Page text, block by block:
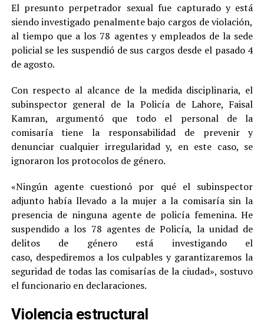
El presunto perpetrador sexual fue capturado y está
siendo investigado penalmente bajo cargos de violación,
al tiempo que a los 78 agentes y empleados de la sede
policial se les suspendió de sus cargos desde el pasado 4
de agosto.
Con respecto al alcance de la medida disciplinaria, el
subinspector general de la Policía de Lahore, Faisal
Kamran, argumentó que todo el personal de la
comisaría tiene la responsabilidad de prevenir y
denunciar cualquier irregularidad y, en este caso, se
ignoraron los protocolos de género.
«Ningún agente cuestionó por qué el subinspector
adjunto había llevado a la mujer a la comisaría sin la
presencia de ninguna agente de policía femenina. He
suspendido a los 78 agentes de Policía, la unidad de
delitos de género está investigando el
caso, despediremos a los culpables y garantizaremos la
seguridad de todas las comisarías de la ciudad», sostuvo
el funcionario en declaraciones.
Violencia estructural